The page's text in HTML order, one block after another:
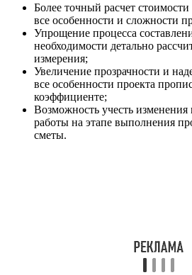
Более точный расчет
все особенности и сложности
Упрощение процесса
необходимости детально
измерения;
Увеличение прозрачности и
все особенности проекта
коэффициенте;
Возможность учесть
работы на этапе выполнения
сметы.